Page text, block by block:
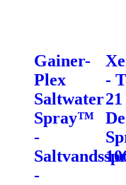
Gainer-
Plex
Saltwater
Spray™
-
-
-
21